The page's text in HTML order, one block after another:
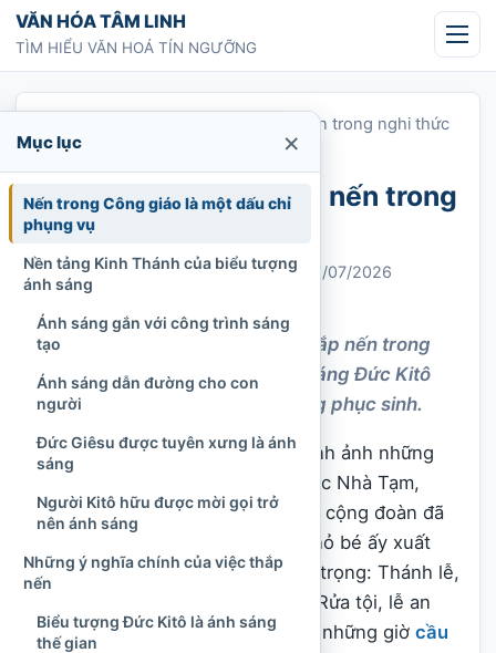
Chuyển tới nội dung
VĂN HÓA TÂM LINH
TÌM HIỂU VĂN HOÁ TÍN NGƯỠNG
Ý nghĩa của việc thắp nến trong nghi thức
Công giáo
Ý nghĩa của việc thắp nến trong
nghi thức Công giáo
Chi Tran 28/04/2025Cập nhật: 31/07/2026
Công giáo
Khám phá ý nghĩa của việc thắp nến trong
nghi thức Công giáo, từ ánh sáng Đức Kitô
đến lời cầu nguyện và hy vọng phục sinh.
Trong các nhà thờCông giáo, hình ảnh những
ngọn nến cháy bên bàn thờ, trước Nhà Tạm,
cạnh tượng thánh hoặc trong tay cộng đoàn đã
trở nên quen thuộc. Ánh sáng nhỏ bé ấy xuất
hiện trong nhiều thời điểm quan trọng: Thánh lễ,
Đêm Vọng Phục Sinh, nghi thức Rửa tội, lễ an
táng, các cuộc rước, giờ chầu và những giờ cầu
Mục lục ×
Nến trong Công giáo là một dấu chỉ
phụng vụ
Nền tảng Kinh Thánh của biểu tượng
ánh sáng
Ánh sáng gắn với công trình sáng
tạo
Ánh sáng dẫn đường cho con
người
Đức Giêsu được tuyên xưng là ánh
sáng
Người Kitô hữu được mời gọi trở
nên ánh sáng
Những ý nghĩa chính của việc thắp
nến
Biểu tượng Đức Kitô là ánh sáng
thế gian